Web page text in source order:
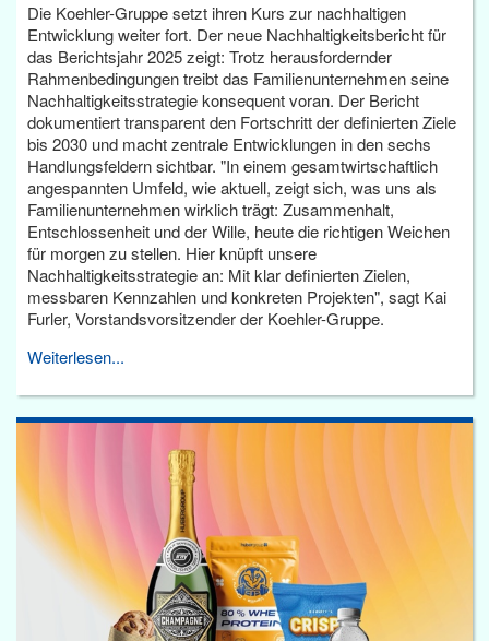
Die Koehler-Gruppe setzt ihren Kurs zur nachhaltigen
Entwicklung weiter fort. Der neue Nachhaltigkeitsbericht für
das Berichtsjahr 2025 zeigt: Trotz herausfordernder
Rahmenbedingungen treibt das Familienunternehmen seine
Nachhaltigkeitsstrategie konsequent voran. Der Bericht
dokumentiert transparent den Fortschritt der definierten Ziele
bis 2030 und macht zentrale Entwicklungen in den sechs
Handlungsfeldern sichtbar. "In einem gesamtwirtschaftlich
angespannten Umfeld, wie aktuell, zeigt sich, was uns als
Familienunternehmen wirklich trägt: Zusammenhalt,
Entschlossenheit und der Wille, heute die richtigen Weichen
für morgen zu stellen. Hier knüpft unsere
Nachhaltigkeitsstrategie an: Mit klar definierten Zielen,
messbaren Kennzahlen und konkreten Projekten", sagt Kai
Furler, Vorstandsvorsitzender der Koehler-Gruppe.
Weiterlesen...